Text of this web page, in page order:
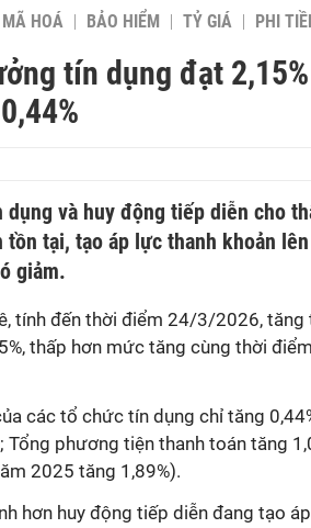
HOÁ BẢO HIỂM TỶ GIÁ PHI
tín dụng đạt
và huy động tiếp diễn cho
tồn tại, tạo áp lực thanh khoản
giảm.
tính đến thời điểm 24/3/2026, tăng
thấp hơn mức tăng cùng thời
các tổ chức tín dụng chỉ tăng
Tổng phương tiện thanh toán tăng
2025 tăng 1,89%).
hơn huy động tiếp diễn đang tạo